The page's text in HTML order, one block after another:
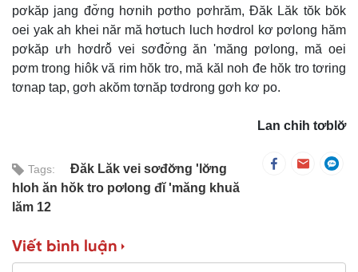
pơkăp jang đơ̆ng hơnih pơtho pơhrăm, Đăk Lăk tŏk bŏk
oei yak ah khei năr mă hơtuch luch hơdrol kơ pơlong hăm
pơkăp ưh hơdrô̆ vei sơđơ̆ng ăn 'măng pơlong, mă oei
pơm trong hiôk vă rim hŏk tro, mă kăl noh đe hŏk tro tơring
tơnap tap, gơh akŏm tơnăp tơdrong gơh kơ po.
Lan chih tơblơ̆
Tags:
Đăk Lăk vei sơđơ̆ng 'lơ̆ng
hloh ăn hŏk tro pơlong đĭ 'măng khuă
lăm 12
Viết bình luận